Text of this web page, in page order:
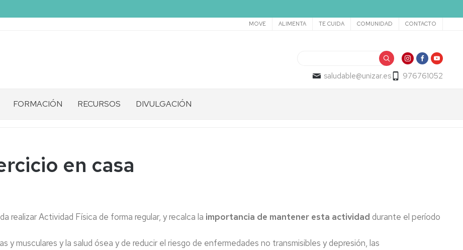
Secundario
MOVE ALIMENTA TE CUIDA COMUNIDAD CONTACTO
saludable@unizar.es 976761052
FORMACIÓN RECURSOS DIVULGACIÓN
en casa
realizar Actividad Física de forma regular, y recalca la importancia de mantener esta actividad durante el período
y musculares y la salud ósea y de reducir el riesgo de enfermedades no transmisibles y depresión, las